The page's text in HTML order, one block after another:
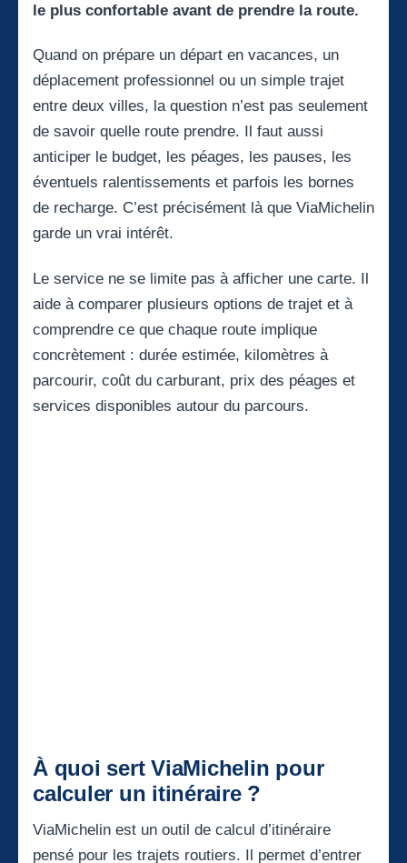
le plus confortable avant de prendre la route.
Quand on prépare un départ en vacances, un
déplacement professionnel ou un simple trajet
entre deux villes, la question n’est pas seulement
de savoir quelle route prendre. Il faut aussi
anticiper le budget, les péages, les pauses, les
éventuels ralentissements et parfois les bornes
de recharge. C’est précisément là que ViaMichelin
garde un vrai intérêt.
Le service ne se limite pas à afficher une carte. Il
aide à comparer plusieurs options de trajet et à
comprendre ce que chaque route implique
concrètement : durée estimée, kilomètres à
parcourir, coût du carburant, prix des péages et
services disponibles autour du parcours.
À quoi sert ViaMichelin pour
calculer un itinéraire ?
ViaMichelin est un outil de calcul d’itinéraire
pensé pour les trajets routiers. Il permet d’entrer